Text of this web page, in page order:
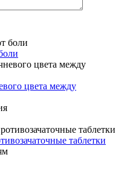
цвета между
таблетки